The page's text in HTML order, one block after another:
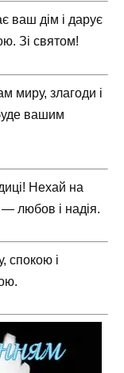
ваш дім і дарує
Зі святом!
миру, злагоди і
вашим
Нехай на
любов і надія.
спокою і